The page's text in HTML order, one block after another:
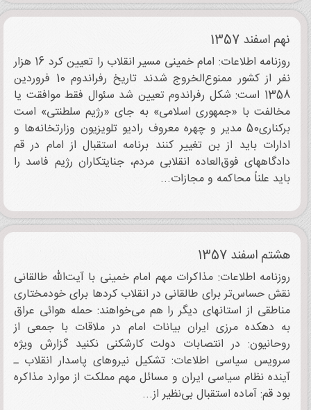
نهم اسفند 1357
روزنامه اطلاعات: امام خمینی مسیر انقلاب را تعیین کرد 16 هزار
نفر از کشور ممنوع‌الخروج شدند تاریخ رفراندوم 10 فروردین
1358 است: شکل رفراندوم تعیین شد سئوال فقط موافقت یا
مخالفت با «جمهوری اسلامی» به جای «رژیم سلطنتی» است
برکناری50 مدیر و چهره معروف رادیو تلویزیون وزارتخانه‌ها و
ادارات باید از بن تغییر کنند برنامه استقبال از امام در قم
دادگاههای فوق‌العاده انقلابی مردم، جنایتکاران رژیم فاسد را
باید علناً محاکمه و مجازات...
هشتم اسفند 1357
روزنامه اطلاعات: مذاکرات مهم امام خمینی با آیت‌الله طالقانی
نقش حساس‌تر برای طالقانی در انقلاب کردها برای خودمختاری
مناطقی از استانهای دیگر را هم می‌خواهند: حمله هوائی عراق
به دهکده مرزی ایران بیانات امام در ملاقات با جمعی از
روحانیون: در انتصابات دولت کارشکنی نکنید گزارش ویژه
سرویس سیاسی اطلاعات: تشکیل نیروهای پاسدار انقلاب ـ
آینده نظام سیاسی ایران و مسائل مهم مملکت از موارد مذاکره
بود قم: آماده استقبال بی‌نظیر از...